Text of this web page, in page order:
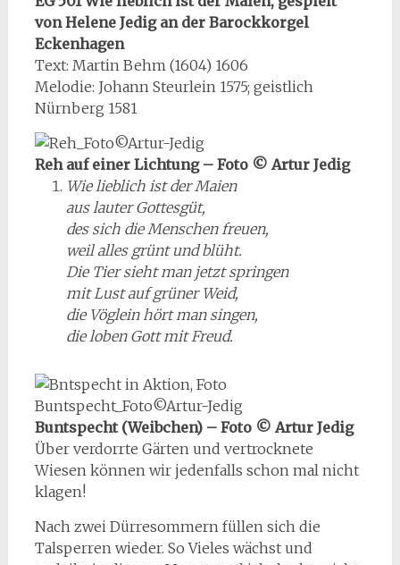
von Helene Jedig an der Barockkorgel
Eckenhagen
Text: Martin Behm (1604) 1606
Melodie: Johann Steurlein 1575; geistlich
Nürnberg 1581
Reh auf einer Lichtung – Foto © Artur Jedig
Wie lieblich ist der Maien
aus lauter Gottesgüt,
des sich die Menschen freuen,
weil alles grünt und blüht.
Die Tier sieht man jetzt springen
mit Lust auf grüner Weid,
die Vöglein hört man singen,
die loben Gott mit Freud.
Buntspecht (Weibchen) – Foto © Artur Jedig
Über verdorrte Gärten und vertrocknete
Wiesen können wir jedenfalls schon mal nicht
klagen!
Nach zwei Dürresommern füllen sich die
Talsperren wieder. So Vieles wächst und